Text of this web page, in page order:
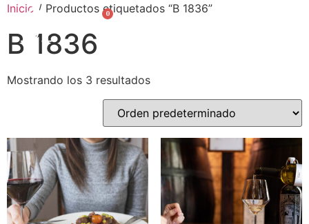
0
Inicio / Productos etiquetados “B 1836”
B 1836
Mostrando los 3 resultados